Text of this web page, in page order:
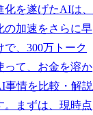
を遂げたAIは、
の加速をさらに早
、300万トーク
って、お金を溶か
事情を比較・解説
。まずは、現時点